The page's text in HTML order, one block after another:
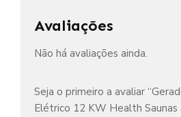
Avaliações
Não há avaliações ainda.
Seja o primeiro a avaliar
Elétrico 12 KW Health